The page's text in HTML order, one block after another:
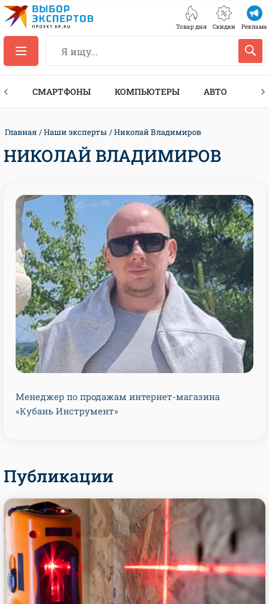
Товар дня Скидки Реклама
СМАРТФОНЫ КОМПЬЮТЕРЫ АВТО
Главная Наши эксперты Николай Владимиров
НИКОЛАЙ ВЛАДИМИРОВ
Менеджер по продажам интернет-магазина
«Кубань Инструмент»
Публикации